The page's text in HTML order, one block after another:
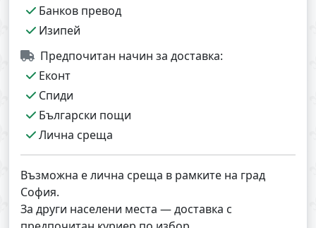
Банков превод
Изипей
Предпочитан начин за доставка:
Еконт
Спиди
Български пощи
Лична среща
Възможна е лична среща в рамките на град
София.
За други населени места — доставка с